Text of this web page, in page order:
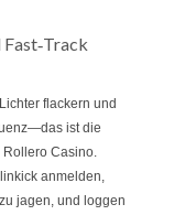
flackern und
ist die
Casino.
anmelden,
jagen, und loggen